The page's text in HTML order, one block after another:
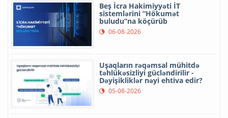
Beş İcra Hakimiyyəti İT
sistemlərini “Hökumət
buludu”na köçürüb
06-08-2026
Uşaqların rəqəmsal mühitdə
təhlükəsizliyi gücləndirilir -
Dəyişikliklər nəyi ehtiva edir?
05-08-2026